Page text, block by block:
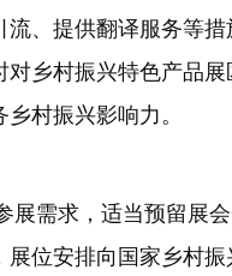
、提供翻译服务等措
乡村振兴特色产品
村振兴影响力。
需求，适当预留展
位安排向国家乡村